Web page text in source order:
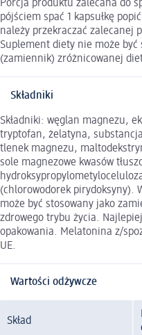
Porcja produktu zalecana do
pójściem spać 1 kapsułkę
należy przekraczać zalecanej
Suplement diety nie może
(zamiennik) zróżnicowanej
Składniki
Składniki: węglan magnezu,
tryptofan, żelatyna,
tlenek magnezu,
sole magnezowe kwasów
(chlorowodorek pirydoksyny).
może być stosowany jako
zdrowego trybu życia.
opakowania. Melatonina z/
UE.
Wartości odżywcze
Skład